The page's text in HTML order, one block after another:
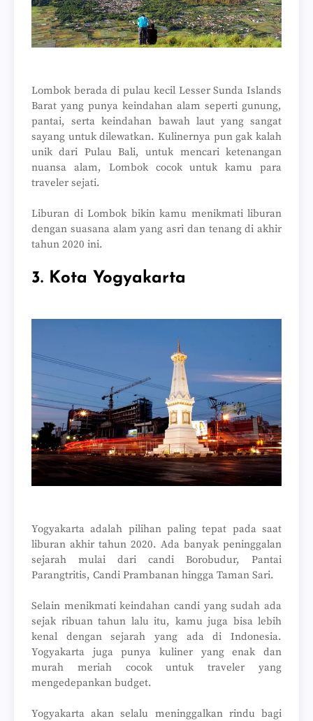
Lombok berada di pulau kecil Lesser Sunda Islands
Barat yang punya keindahan alam seperti gunung,
pantai, serta keindahan bawah laut yang sangat
sayang untuk dilewatkan. Kulinernya pun gak kalah
unik dari Pulau Bali, untuk mencari ketenangan
nuansa alam, Lombok cocok untuk kamu para
traveler sejati.
Liburan di Lombok bikin kamu menikmati liburan
dengan suasana alam yang asri dan tenang di akhir
tahun 2020 ini.
3. Kota Yogyakarta
Yogyakarta adalah pilihan paling tepat pada saat
liburan akhir tahun 2020. Ada banyak peninggalan
sejarah mulai dari candi Borobudur, Pantai
Parangtritis, Candi Prambanan hingga Taman Sari.
Selain menikmati keindahan candi yang sudah ada
sejak ribuan tahun lalu itu, kamu juga bisa lebih
kenal dengan sejarah yang ada di Indonesia.
Yogyakarta juga punya kuliner yang enak dan
murah meriah cocok untuk traveler yang
mengedepankan budget.
Yogyakarta akan selalu meninggalkan rindu bagi